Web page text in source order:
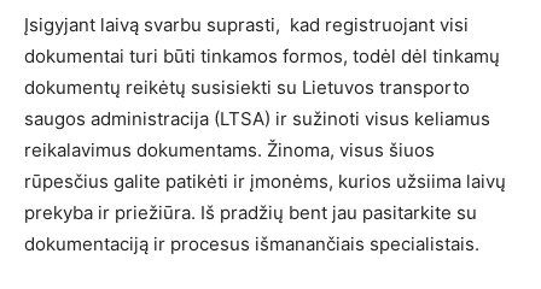
Įsigyjant laivą svarbu suprasti, kad registruojant visi
dokumentai turi būti tinkamos formos, todėl dėl tinkamų
dokumentų reikėtų susisiekti su Lietuvos transporto
saugos administracija (LTSA) ir sužinoti visus keliamus
reikalavimus dokumentams. Žinoma, visus šiuos
rūpesčius galite patikėti ir įmonėms, kurios užsiima laivų
prekyba ir priežiūra. Iš pradžių bent jau pasitarkite su
dokumentaciją ir procesus išmanančiais specialistais.